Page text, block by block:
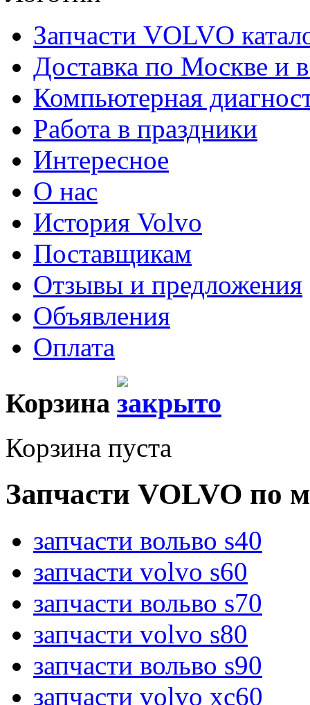
Запчасти VOLVO
Доставка по Москве и
Компьютерная
Работа в праздники
Интересное
О нас
История Volvo
Поставщикам
Отзывы и предложения
Объявления
Оплата
Корзина
Корзина пуста
Запчасти VOLVO по
запчасти вольво s40
запчасти volvo s60
запчасти вольво s70
запчасти volvo s80
запчасти вольво s90
запчасти volvo xc60